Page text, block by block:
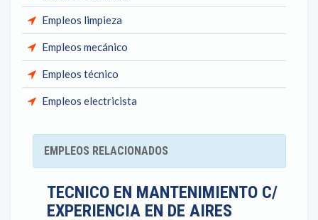
Empleos limpieza
Empleos mecánico
Empleos técnico
Empleos electricista
EMPLEOS RELACIONADOS
TECNICO EN MANTENIMIENTO C/
EXPERIENCIA EN DE AIRES